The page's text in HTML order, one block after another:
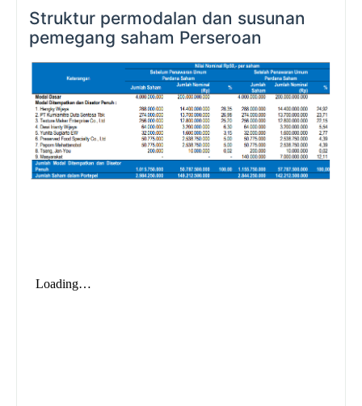
Struktur permodalan dan susunan
pemegang saham Perseroan